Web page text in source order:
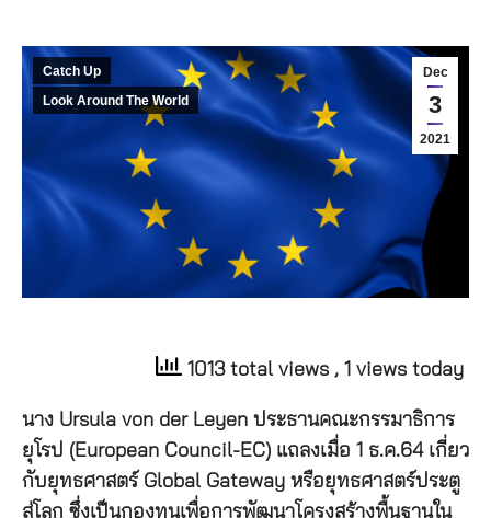
Dec
3
2021
Catch Up
Look Around The World
1013 total views , 1 views today
นาง Ursula von der Leyen ประธานคณะกรรมาธิการ
ยุโรป (European Council-EC) แถลงเมื่อ 1 ธ.ค.64 เกี่ยว
กับยุทธศาสตร์ Global Gateway หรือยุทธศาสตร์ประตู
สู่โลก ซึ่งเป็นกองทุนเพื่อการพัฒนาโครงสร้างพื้นฐานใน